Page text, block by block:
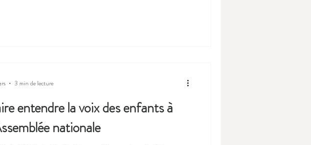
entendre la voix des enfants à
nationale
3 min de lecture